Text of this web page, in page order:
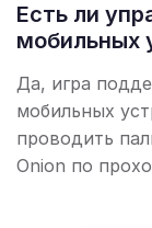
Есть ли
мобильных
Да, игра
мобильных
проводить
Onion по